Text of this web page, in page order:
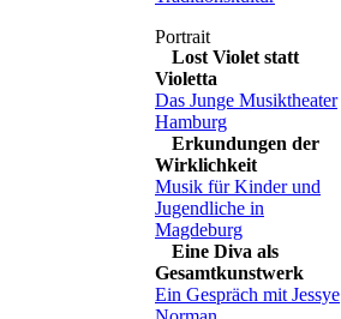
Lost Violet statt
Violetta
Das Junge Musiktheater
Hamburg
Erkundungen der
Wirklichkeit
Musik für Kinder und
Jugendliche in
Magdeburg
Eine Diva als
Gesamtkunstwerk
Ein Gespräch mit Jessye